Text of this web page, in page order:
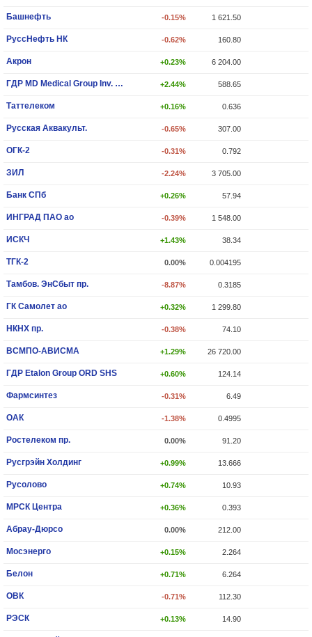
Башнефть -0.15% 1 621.50
РуссНефть НК -0.62% 160.80
Акрон +0.23% 6 204.00
ГДР MD Medical Group Inv. PLC +2.44% 588.65
Таттелеком +0.16% 0.636
Русская Аквакульт. -0.65% 307.00
ОГК-2 -0.31% 0.792
ЗИЛ -2.24% 3 705.00
Банк СПб +0.26% 57.94
ИНГРАД ПАО ао -0.39% 1 548.00
ИCКЧ +1.43% 38.34
ТГК-2 0.00% 0.004195
Тамбов. ЭнСбыт пр. -8.87% 0.3185
ГК Самолет ао +0.32% 1 299.80
НКНХ пр. -0.38% 74.10
ВСМПО-АВИСМА +1.29% 26 720.00
ГДР Etalon Group ORD SHS +0.60% 124.14
Фармсинтез -0.31% 6.49
ОАК -1.38% 0.4995
Ростелеком пр. 0.00% 91.20
Русгрэйн Холдинг +0.99% 13.666
Русолово +0.74% 10.93
МРСК Центра +0.36% 0.393
Абрау-Дюрсо 0.00% 212.00
Мосэнерго +0.15% 2.264
Белон +0.71% 6.264
ОВК -0.71% 112.30
РЭСК +0.13% 14.90